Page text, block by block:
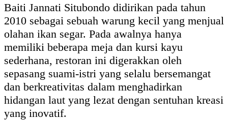
Baiti Jannati Situbondo didirikan pada tahun
2010 sebagai sebuah warung kecil yang menjual
olahan ikan segar. Pada awalnya hanya
memiliki beberapa meja dan kursi kayu
sederhana, restoran ini digerakkan oleh
sepasang suami-istri yang selalu bersemangat
dan berkreativitas dalam menghadirkan
hidangan laut yang lezat dengan sentuhan kreasi
yang inovatif.